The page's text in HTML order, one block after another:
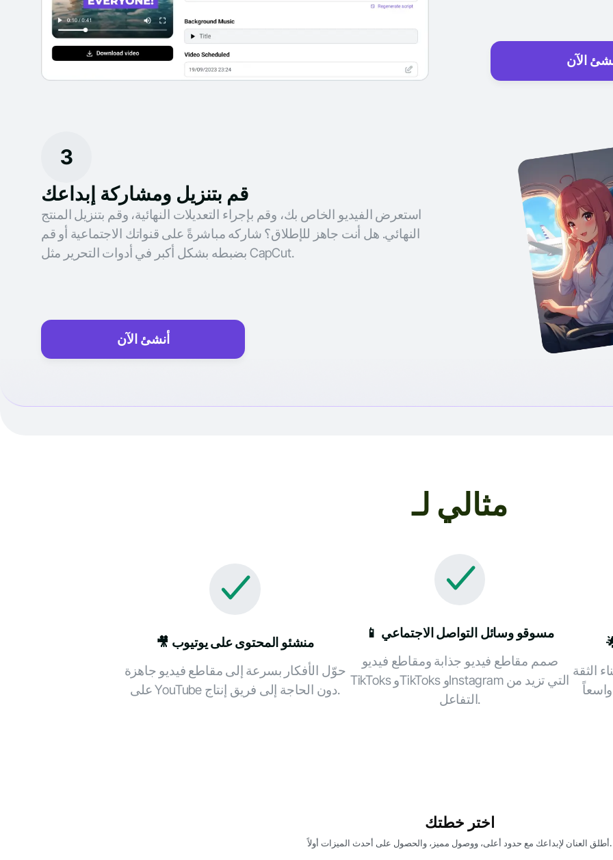
الآن
3
قم بتنزيل ومشاركة إبداعك
استعرض الفيديو الخاص بك، وقم بإجراء التعديلات النهائية، وقم بتنزيل المنتج
النهائي. هل أنت جاهز للإطلاق؟ شاركه مباشرةً على قنواتك الاجتماعية أو قم
بضبطه بشكل أكبر في أدوات التحرير مثل CapCut.
أنشئ الآن
مثالي لـ
🎥 منشئو المحتوى على يوتيوب
حوّل الأفكار بسرعة إلى مقاطع فيديو جاهزة
على YouTube دون الحاجة إلى فريق إنتاج.
📱 مسوقو وسائل التواصل الاجتماعي
صمم مقاطع فيديو جذابة ومقاطع فيديو
TikToks وTikToks وInstagram التي تزيد من
التفاعل.
الثقة
اختر خطتك
أطلق العنان لإبداعك مع حدود أعلى، ووصول مميز، والحصول على أحدث الميزات أولاً.